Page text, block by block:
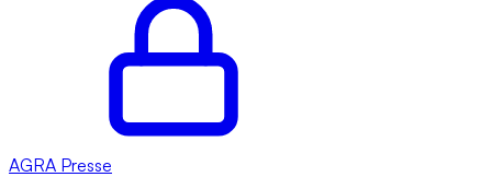
AGRA Presse